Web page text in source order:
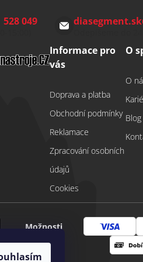
528 049 diasegment.sk
Informace pro
vás
Doprava a platba
Obchodní podmínky
Reklamace
Zpracování osobních
údajů
Cookies
O
O
Blog
Možnosti
platby